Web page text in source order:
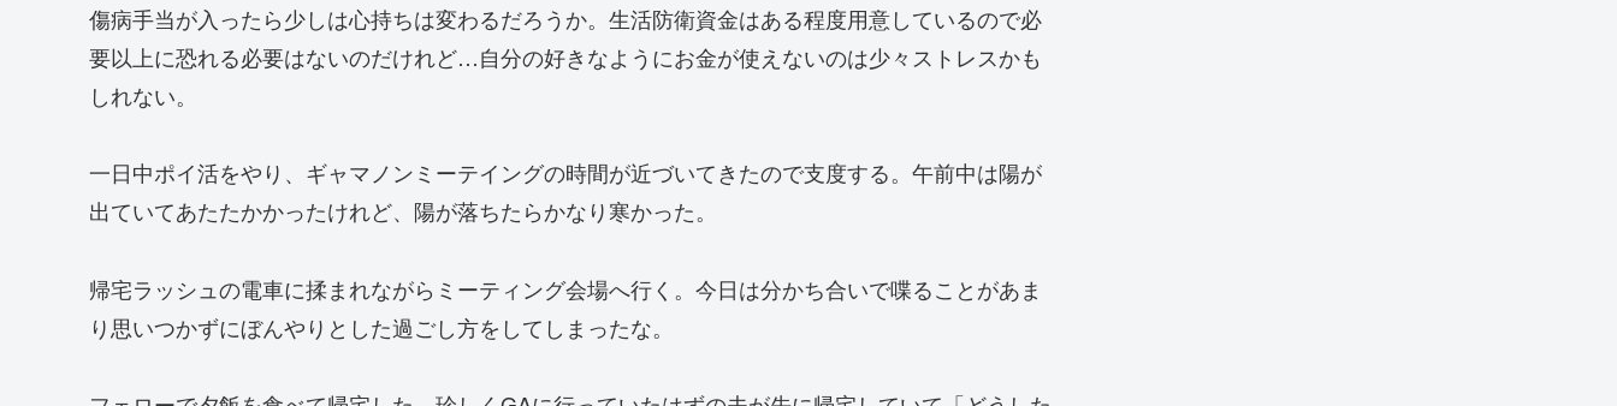
傷病手当が入ったら少しは心持ちは変わるだろうか。生活防衛資金はある程度用意しているので必
要以上に恐れる必要はないのだけれど…自分の好きなようにお金が使えないのは少々ストレスかも
しれない。
一日中ポイ活をやり、ギャマノンミーテイングの時間が近づいてきたので支度する。午前中は陽が
出ていてあたたかかったけれど、陽が落ちたらかなり寒かった。
帰宅ラッシュの電車に揉まれながらミーティング会場へ行く。今日は分かち合いで喋ることがあま
り思いつかずにぼんやりとした過ごし方をしてしまったな。